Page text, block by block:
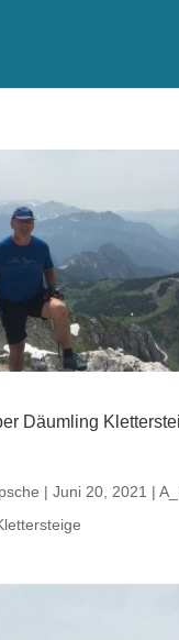
Däumling
| Juni 20, 2021 |